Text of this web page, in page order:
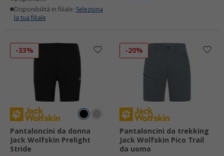
Disponibilità in filiale: Seleziona
la tua filiale
-33%
Pantaloncini da donna
Jack Wolfskin Prelight
Stride
-20%
Pantaloncini da trekking
Jack Wolfskin Pico Trail
da uomo